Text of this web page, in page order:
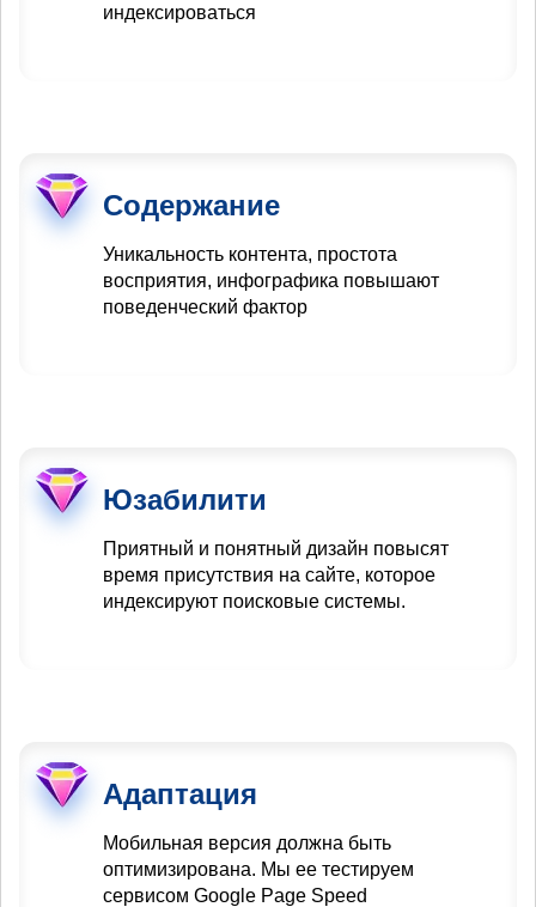
индексироваться
Содержание
Уникальность контента, простота
восприятия, инфографика повышают
поведенческий фактор
Юзабилити
Приятный и понятный дизайн повысят
время присутствия на сайте, которое
индексируют поисковые системы.
Адаптация
Мобильная версия должна быть
оптимизирована. Мы ее тестируем
сервисом Google Page Speed